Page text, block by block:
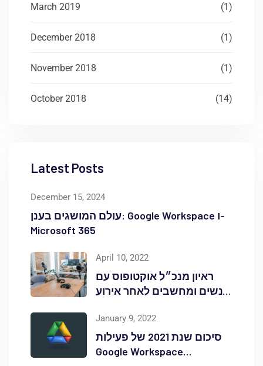
March 2019 (1)
December 2018 (1)
November 2018 (1)
October 2018 (14)
Latest Posts
December 15, 2024
עולם המושגים בענן: Google Workspace ו-
Microsoft 365
April 10, 2022
ראיון מנכ״ל אוקטופוס עם
אנשים ומחשבים לאחר אירוע
January 9, 2022
סיכום שנת 2021 של פעילות
Google Workspace